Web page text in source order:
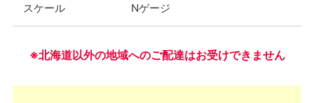
スケール Nゲージ
※北海道以外の地域へのご配達はお受けできません